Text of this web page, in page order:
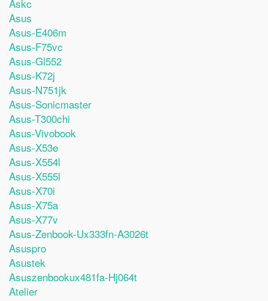
Askc
Asus
Asus-E406m
Asus-F75vc
Asus-Gl552
Asus-K72j
Asus-N751jk
Asus-Sonicmaster
Asus-T300chi
Asus-Vivobook
Asus-X53e
Asus-X554l
Asus-X555l
Asus-X70i
Asus-X75a
Asus-X77v
Asus-Zenbook-Ux333fn-A3026t
Asuspro
Asustek
Asuszenbookux481fa-Hj064t
Atelier